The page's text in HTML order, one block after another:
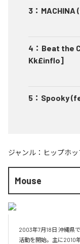
3 ： MACHINA
4 ： Beat the
Kk£inflo]
5 ： Spooky
ジャンル： ヒップホ
Mouse
2003年7月18日 沖縄県
活動を開始。主に2010